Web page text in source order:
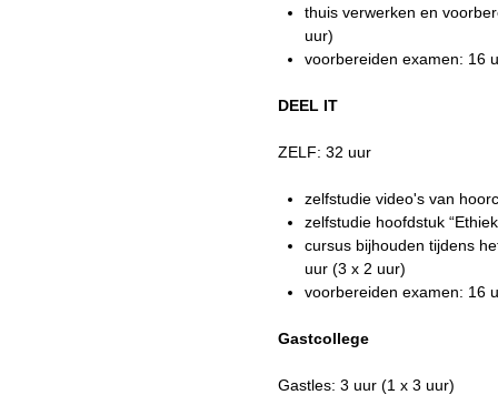
thuis verwerken en
uur)
voorbereiden examen: 16
DEEL IT
ZELF: 32 uur
zelfstudie video's van
zelfstudie hoofdstuk
cursus bijhouden tijdens
uur (3 x 2 uur)
voorbereiden examen: 16
Gastcollege
Gastles: 3 uur (1 x 3 uur)